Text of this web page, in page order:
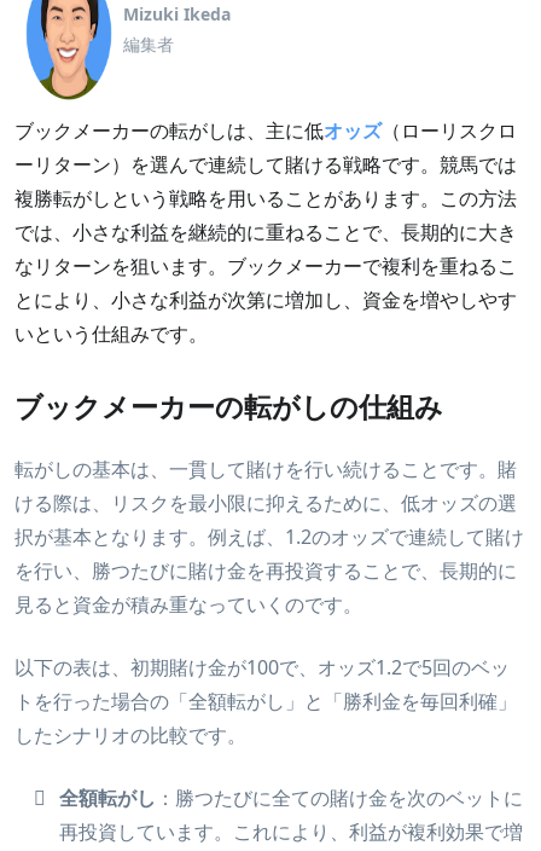
高オッズ転がし（ハイリスクハイリターン）
ブックメーカーの転がしのメリットとデメリット
ブックメーカーの転がしに向いているスポーツ
ブックメーカーで転がしのコツ
おすすめのブックメーカーで転がしを試す
Mizuki Ikeda
編集者
ブックメーカーの転がしは、主に低オッズ（ローリスクロ
ーリターン）を選んで連続して賭ける戦略です。競馬では
複勝転がしという戦略を用いることがあります。この方法
では、小さな利益を継続的に重ねることで、長期的に大き
なリターンを狙います。ブックメーカーで複利を重ねるこ
とにより、小さな利益が次第に増加し、資金を増やしやす
いという仕組みです。
ブックメーカーの転がしの仕組み
転がしの基本は、一貫して賭けを行い続けることです。賭
ける際は、リスクを最小限に抑えるために、低オッズの選
択が基本となります。例えば、1.2のオッズで連続して賭け
を行い、勝つたびに賭け金を再投資することで、長期的に
見ると資金が積み重なっていくのです。
以下の表は、初期賭け金が100で、オッズ1.2で5回のベッ
トを行った場合の「全額転がし」と「勝利金を毎回利確」
したシナリオの比較です。
全額転がし ：勝つたびに全ての賭け金を次のベットに
再投資しています。これにより、利益が複利効果で増